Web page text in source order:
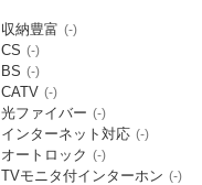
収納豊富 (-)
CS (-)
BS (-)
CATV (-)
光ファイバー (-)
インターネット対応 (-)
オートロック (-)
TVモニタ付インターホン (-)